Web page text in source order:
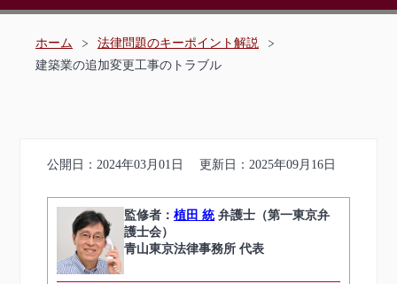
ホーム > 法律問題のキーポイント解説
>
建築業の追加変更工事のトラブル
公開日： 2024年03月01日 更新日： 2025年09月16日
監修者：植田 統弁護士（第一東京弁
護士会）
青山東京法律事務所 代表